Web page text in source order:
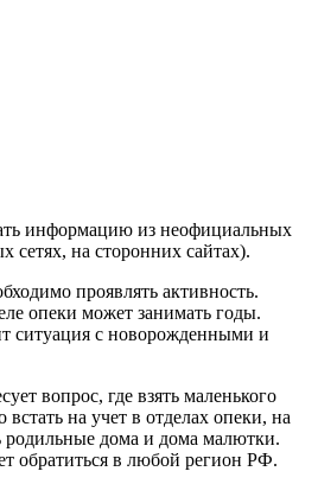
информацию из неофициальных
сетях, на сторонних сайтах).
проявлять активность.
опеки может занимать годы.
ситуация с новорожденными и
вопрос, где взять маленького
на учет в отделах опеки, на
родильные дома и дома малютки.
обратиться в любой регион РФ.